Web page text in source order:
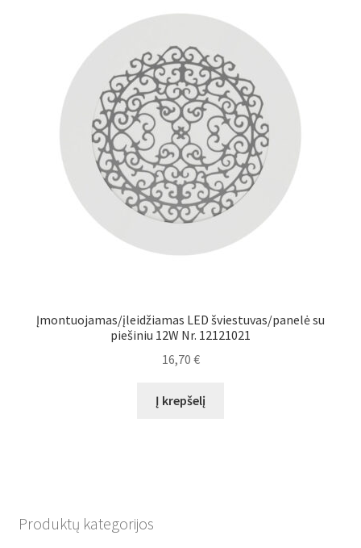
Įmontuojamas/įleidžiamas LED šviestuvas/panelė su
piešiniu 12W Nr. 12121021
16,70 €
Į krepšelį
Produktų kategorijos